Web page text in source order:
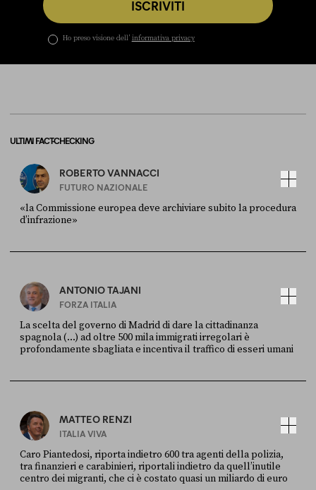
ISCRIVITI
Ho preso visione dell’ informativa privacy
ULTIMI FACT-CHECKING
ROBERTO VANNACCI
FUTURO NAZIONALE
«la Commissione europea deve archiviare subito la procedura
d’infrazione»
ANTONIO TAJANI
FORZA ITALIA
La scelta del governo di Madrid di dare la cittadinanza
spagnola (...) ad oltre 500 mila immigrati irregolari è
profondamente sbagliata e incentiva il traffico di esseri umani
MATTEO RENZI
ITALIA VIVA
Caro Piantedosi, riporta indietro 600 tra agenti della polizia,
tra finanzieri e carabinieri, riportali indietro da quell’inutile
centro dei migranti, che ci è costato quasi un miliardo di euro